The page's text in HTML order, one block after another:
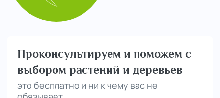
Проконсультируем и поможем с
выбором растений и деревьев
это бесплатно и ни к чему вас не